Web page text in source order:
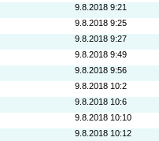
9.8.2018 9:21
9.8.2018 9:25
9.8.2018 9:27
9.8.2018 9:49
9.8.2018 9:56
9.8.2018 10:2
9.8.2018 10:6
9.8.2018 10:10
9.8.2018 10:12